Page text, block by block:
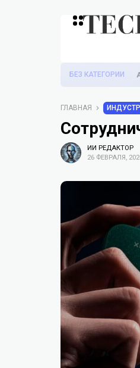
БЕЗ КАТЕГОРИИ
ГЛАВНАЯ
ИИ РЕДАКТОР
26 ФЕВРАЛЯ,